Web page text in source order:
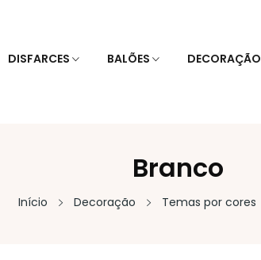
DISFARCES BALÕES DECORAÇÃO
Branco
Início Decoração Temas por cores